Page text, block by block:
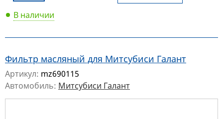
В наличии
Фильтр масляный для Митсубиси Галант
Артикул: mz690115
Автомобиль: Митсубиси Галант